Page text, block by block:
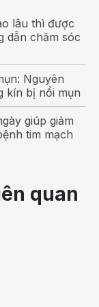
lớn, song độ
khoảng từ
viêm amidan
một lớp màng
quanh, khá
tách.
không?
thở và các
lâu thì được
dẫn chăm sóc
Nguyên
kín bị nổi mụn
giúp giảm
tim mạch
quan